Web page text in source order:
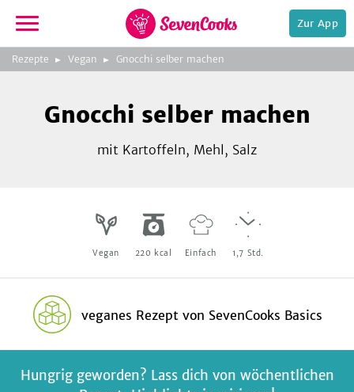
zur
Startseite
Zur App
Rezepte Vegan Gnocchi selber machen
Bild
3
zeigen
Gnocchi selber machen
mit Kartoffeln, Mehl, Salz
Vegan 220 kcal Einfach 1,7 Std.
veganes Rezeptvon SevenCooks Basics
Hungrig geworden? Lass dich von wöchentlichen